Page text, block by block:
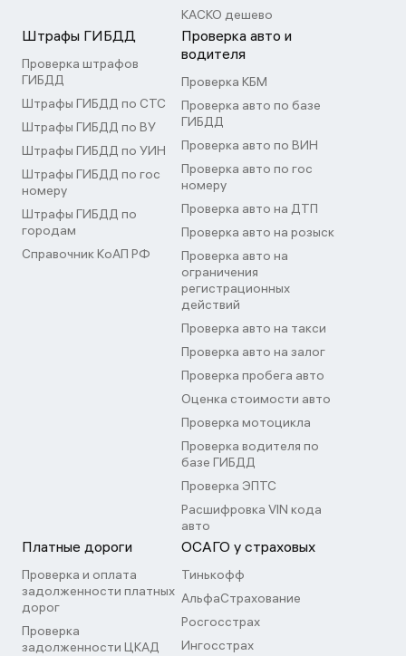
КАСКО дешево
Штрафы ГИБДД
Проверка штрафов
ГИБДД
Штрафы ГИБДД по СТС
Штрафы ГИБДД по ВУ
Штрафы ГИБДД по УИН
Штрафы ГИБДД по гос
номеру
Штрафы ГИБДД по
городам
Справочник КоАП РФ
Проверка авто и
водителя
Проверка КБМ
Проверка авто по базе
ГИБДД
Проверка авто по ВИН
Проверка авто по гос
номеру
Проверка авто на ДТП
Проверка авто на розыск
Проверка авто на
ограничения
регистрационных
действий
Проверка авто на такси
Проверка авто на залог
Проверка пробега авто
Оценка стоимости авто
Проверка мотоцикла
Проверка водителя по
базе ГИБДД
Проверка ЭПТС
Расшифровка VIN кода
авто
Платные дороги
Проверка и оплата
задолженности платных
дорог
Проверка
задолженности ЦКАД
ОСАГО у страховых
Тинькофф
АльфаСтрахование
Росгосстрах
Ингосстрах